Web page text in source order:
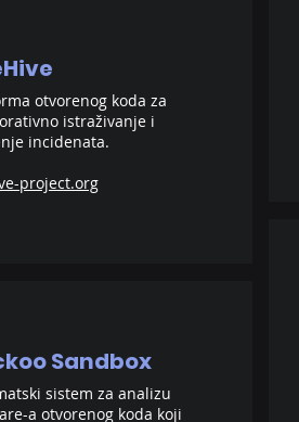
otvorenog koda za
istraživanje i
incidenata.
project.org
Sandbox
sistem za analizu
a otvorenog koda koji